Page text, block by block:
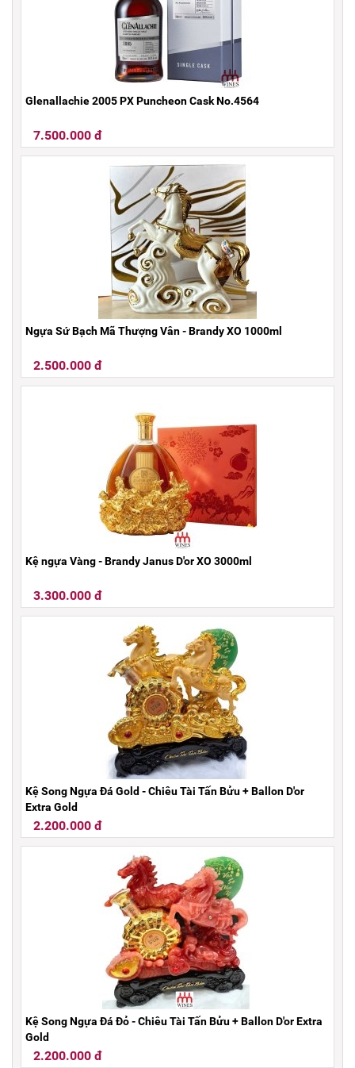
Glenallachie 2005 PX Puncheon Cask No.4564
7.500.000 đ
Ngựa Sứ Bạch Mã Thượng Vân - Brandy XO 1000ml
2.500.000 đ
Kệ ngựa Vàng - Brandy Janus D'or XO 3000ml
3.300.000 đ
Kệ Song Ngựa Đá Gold - Chiêu Tài Tấn Bửu + Ballon D'or
Extra Gold
2.200.000 đ
Kệ Song Ngựa Đá Đỏ - Chiêu Tài Tấn Bửu + Ballon D'or Extra
Gold
2.200.000 đ